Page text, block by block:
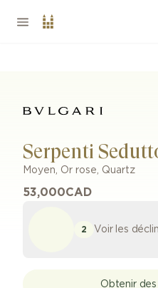
Serpenti
Moyen, Or rose, Quartz
53,000CAD
2 Voir les
Obtenir